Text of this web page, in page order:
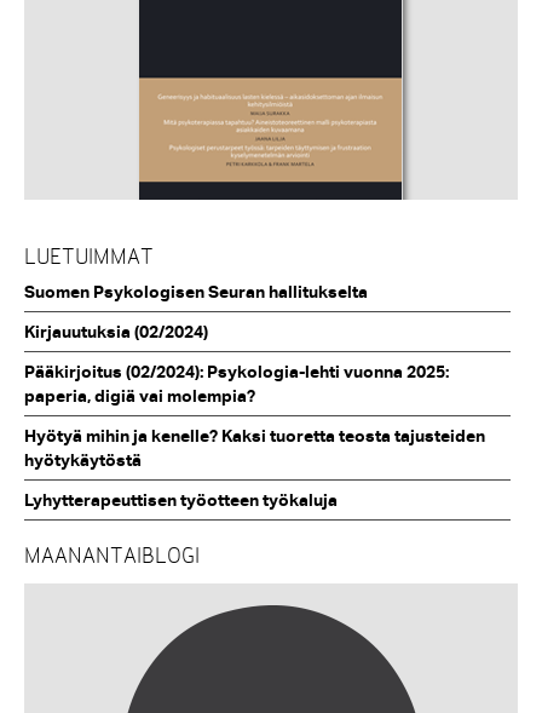
LUETUIMMAT
Suomen Psykologisen Seuran hallitukselta
Kirjauutuksia (02/2024)
Pääkirjoitus (02/2024): Psykologia-lehti vuonna 2025:
paperia, digiä vai molempia?
Hyötyä mihin ja kenelle? Kaksi tuoretta teosta tajusteiden
hyötykäytöstä
Lyhytterapeuttisen työotteen työkaluja
MAANANTAIBLOGI